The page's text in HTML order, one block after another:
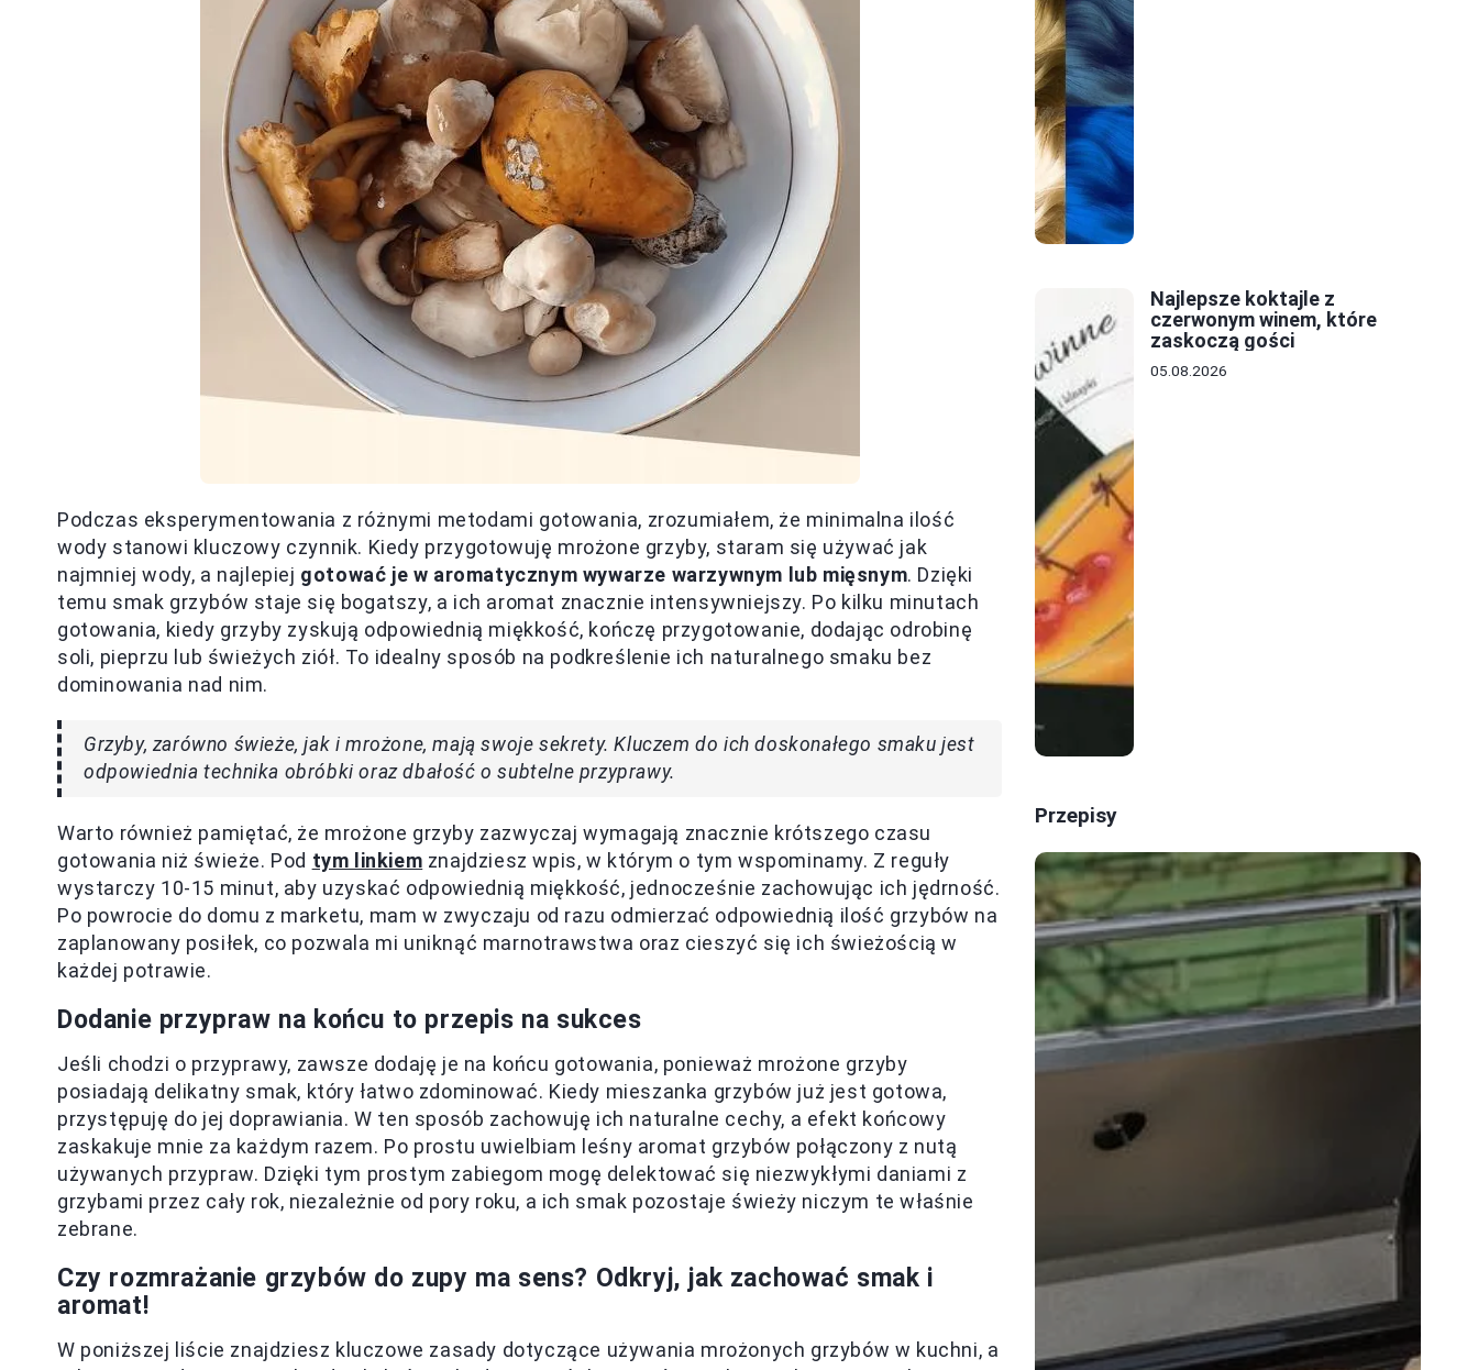
Podczas eksperymentowania z różnymi metodami gotowania, zrozumiałem, że minimalna ilość
wody stanowi kluczowy czynnik. Kiedy przygotowuję mrożone grzyby, staram się używać jak
najmniej wody, a najlepiej gotować je w aromatycznym wywarze warzywnym lub mięsnym. Dzięki
temu smak grzybów staje się bogatszy, a ich aromat znacznie intensywniejszy. Po kilku minutach
gotowania, kiedy grzyby zyskują odpowiednią miękkość, kończę przygotowanie, dodając odrobinę
soli, pieprzu lub świeżych ziół. To idealny sposób na podkreślenie ich naturalnego smaku bez
dominowania nad nim.
Grzyby, zarówno świeże, jak i mrożone, mają swoje sekrety. Kluczem do ich doskonałego smaku jest
odpowiednia technika obróbki oraz dbałość o subtelne przyprawy.
Warto również pamiętać, że mrożone grzyby zazwyczaj wymagają znacznie krótszego czasu
gotowania niż świeże. Pod tym linkiem znajdziesz wpis, w którym o tym wspominamy. Z reguły
wystarczy 10-15 minut, aby uzyskać odpowiednią miękkość, jednocześnie zachowując ich jędrność.
Po powrocie do domu z marketu, mam w zwyczaju od razu odmierzać odpowiednią ilość grzybów na
zaplanowany posiłek, co pozwala mi uniknąć marnotrawstwa oraz cieszyć się ich świeżością w
każdej potrawie.
Dodanie przypraw na końcu to przepis na sukces
Jeśli chodzi o przyprawy, zawsze dodaję je na końcu gotowania, ponieważ mrożone grzyby
posiadają delikatny smak, który łatwo zdominować. Kiedy mieszanka grzybów już jest gotowa,
przystępuję do jej doprawiania. W ten sposób zachowuję ich naturalne cechy, a efekt końcowy
zaskakuje mnie za każdym razem. Po prostu uwielbiam leśny aromat grzybów połączony z nutą
używanych przypraw. Dzięki tym prostym zabiegom mogę delektować się niezwykłymi daniami z
grzybami przez cały rok, niezależnie od pory roku, a ich smak pozostaje świeży niczym te właśnie
zebrane.
Czy rozmrażanie grzybów do zupy ma sens? Odkryj, jak zachować smak i
aromat!
W poniższej liście znajdziesz kluczowe zasady dotyczące używania mrożonych grzybów w kuchni, a
Najlepsze koktajle z
czerwonym winem, które
zaskoczą gości
05.08.2026
Przepisy